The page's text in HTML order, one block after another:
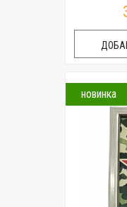
новинка